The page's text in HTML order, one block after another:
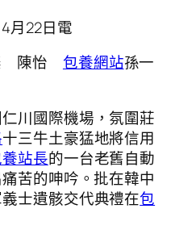
月22日電
陳怡 包養網站孫一
川國際機場，氛圍莊
十三牛土豪猛地將信用
站長的一台老舊自動
苦的呻吟。批在韓中
士遺骸交代典禮在包